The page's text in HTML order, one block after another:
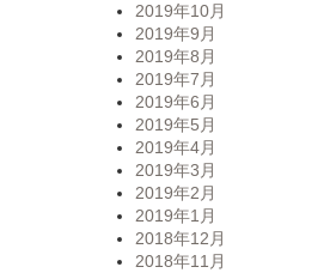
2019年10月
2019年9月
2019年8月
2019年7月
2019年6月
2019年5月
2019年4月
2019年3月
2019年2月
2019年1月
2018年12月
2018年11月